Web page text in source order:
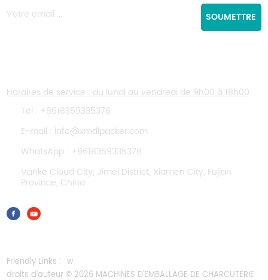
SOUMETTRE
Horaires de service : du lundi au vendredi de 9h00 à 18h00
Tél :
+8618359335376
E-mail : info@xmdlpacker.com
WhatsApp :
+8618359335376
Vanke Cloud City, Jimei District, Xiamen City, Fujian
Province, China
Friendly Links : w
droits d'auteur © 2026 MACHINES D'EMBALLAGE DE CHARCUTERIE